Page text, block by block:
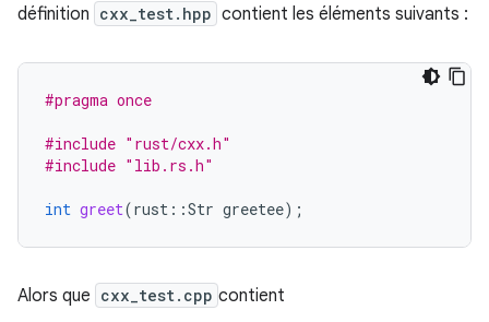
définition cxx_test.hpp contient les éléments suivants :
#pragma once
#include "rust/cxx.h"
#include "lib.rs.h"
int greet(rust ::Str greetee);
Alors que cxx_test.cpp contient